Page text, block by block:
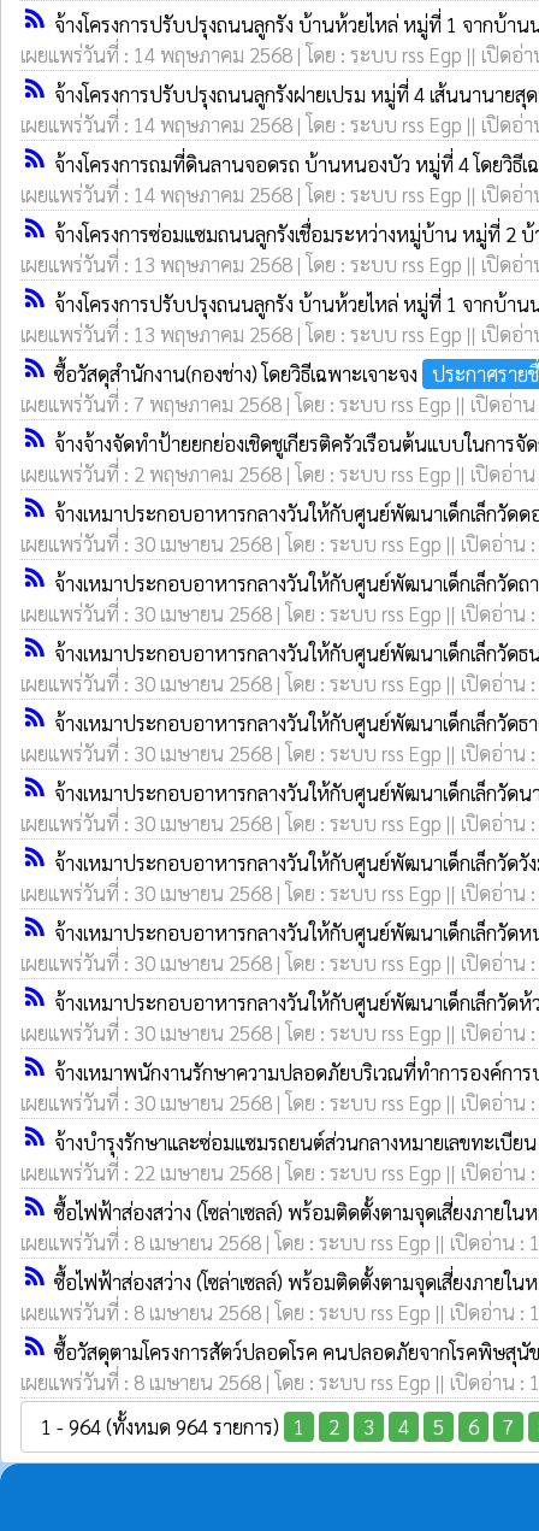
rss_feed จ้างโครงการปรับปรุงถนนลูกรัง บ้านห้วยไหล่ หมู่ที่ 1 จากบ้า
เผยแพร่วันที่ : 14 พฤษภาคม 2568 | โดย : ระบบ rss Egp || เปิดอ่
rss_feed จ้างโครงการปรับปรุงถนนลูกรังฝายเปรม หมู่ที่ 4 เส้นนานายสุ
เผยแพร่วันที่ : 14 พฤษภาคม 2568 | โดย : ระบบ rss Egp || เปิดอ่
rss_feed จ้างโครงการถมที่ดินลานจอดรถ บ้านหนองบัว หมู่ที่ 4 โดยวิธีเ
เผยแพร่วันที่ : 14 พฤษภาคม 2568 | โดย : ระบบ rss Egp || เปิดอ่
rss_feed จ้างโครงการซ่อมแซมถนนลูกรังเชื่อมระหว่างหมู่บ้าน หมู่ที่ 2
เผยแพร่วันที่ : 13 พฤษภาคม 2568 | โดย : ระบบ rss Egp || เปิดอ่
rss_feed จ้างโครงการปรับปรุงถนนลูกรัง บ้านห้วยไหล่ หมู่ที่ 1 จากบ้
เผยแพร่วันที่ : 13 พฤษภาคม 2568 | โดย : ระบบ rss Egp || เปิดอ่
rss_feed ซื้อวัสดุสำนักงาน(กองช่าง) โดยวิธีเฉพาะเจาะจง
ประกาศราย
เผยแพร่วันที่ : 7 พฤษภาคม 2568 | โดย : ระบบ rss Egp || เปิดอ่า
rss_feed จ้างจ้างจัดทำป้ายยกย่องเชิดชูเกียรติครัวเรือนต้นแบบในการจั
เผยแพร่วันที่ : 2 พฤษภาคม 2568 | โดย : ระบบ rss Egp || เปิดอ่า
rss_feed จ้างเหมาประกอบอาหารกลางวันให้กับศูนย์พัฒนาเด็กเล็กวัด
เผยแพร่วันที่ : 30 เมษายน 2568 | โดย : ระบบ rss Egp || เปิดอ่าน
rss_feed จ้างเหมาประกอบอาหารกลางวันให้กับศูนย์พัฒนาเด็กเล็กวัด
เผยแพร่วันที่ : 30 เมษายน 2568 | โดย : ระบบ rss Egp || เปิดอ่าน
rss_feed จ้างเหมาประกอบอาหารกลางวันให้กับศูนย์พัฒนาเด็กเล็กวัด
เผยแพร่วันที่ : 30 เมษายน 2568 | โดย : ระบบ rss Egp || เปิดอ่าน
rss_feed จ้างเหมาประกอบอาหารกลางวันให้กับศูนย์พัฒนาเด็กเล็กวัด
เผยแพร่วันที่ : 30 เมษายน 2568 | โดย : ระบบ rss Egp || เปิดอ่าน
rss_feed จ้างเหมาประกอบอาหารกลางวันให้กับศูนย์พัฒนาเด็กเล็กวัด
เผยแพร่วันที่ : 30 เมษายน 2568 | โดย : ระบบ rss Egp || เปิดอ่าน
rss_feed จ้างเหมาประกอบอาหารกลางวันให้กับศูนย์พัฒนาเด็กเล็กวัดวั
เผยแพร่วันที่ : 30 เมษายน 2568 | โดย : ระบบ rss Egp || เปิดอ่าน
rss_feed จ้างเหมาประกอบอาหารกลางวันให้กับศูนย์พัฒนาเด็กเล็กวัด
เผยแพร่วันที่ : 30 เมษายน 2568 | โดย : ระบบ rss Egp || เปิดอ่าน
rss_feed จ้างเหมาประกอบอาหารกลางวันให้กับศูนย์พัฒนาเด็กเล็กวัด
เผยแพร่วันที่ : 30 เมษายน 2568 | โดย : ระบบ rss Egp || เปิดอ่าน
rss_feed จ้างเหมาพนักงานรักษาความปลอดภัยบริเวณที่ทำการองค์ก
เผยแพร่วันที่ : 30 เมษายน 2568 | โดย : ระบบ rss Egp || เปิดอ่าน
rss_feed จ้างบำรุงรักษาและซ่อมแซมรถยนต์ส่วนกลางหมายเลขทะเบีย
เผยแพร่วันที่ : 22 เมษายน 2568 | โดย : ระบบ rss Egp || เปิดอ่าน
rss_feed ซื้อไฟฟ้าส่องสว่าง (โซล่าเซลล์) พร้อมติดตั้งตามจุดเสี่ยงภาย
เผยแพร่วันที่ : 8 เมษายน 2568 | โดย : ระบบ rss Egp || เปิดอ่าน :
rss_feed ซื้อไฟฟ้าส่องสว่าง (โซล่าเซลล์) พร้อมติดตั้งตามจุดเสี่ยงภาย
เผยแพร่วันที่ : 8 เมษายน 2568 | โดย : ระบบ rss Egp || เปิดอ่าน :
rss_feed ซื้อวัสดุตามโครงการสัตว์ปลอดโรค คนปลอดภัยจากโรคพิษสุ
เผยแพร่วันที่ : 8 เมษายน 2568 | โดย : ระบบ rss Egp || เปิดอ่าน :
1 - 964 (ทั้งหมด 964 รายการ)
1 2 3 4 5 6 7